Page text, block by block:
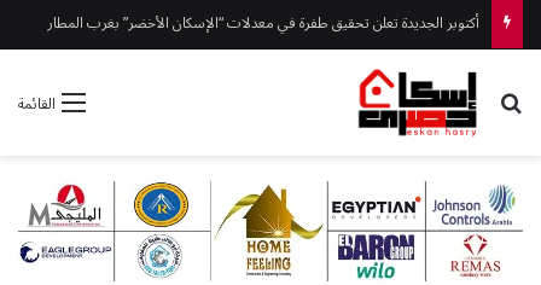
أكتوبر الجديدة تعلن تحقيق طفرة في معدلات “الإسكان الأخضر” بغرب المطار
القائمة بحث عن